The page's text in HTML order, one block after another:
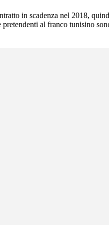
in scadenza nel 2018,
al franco tunisino